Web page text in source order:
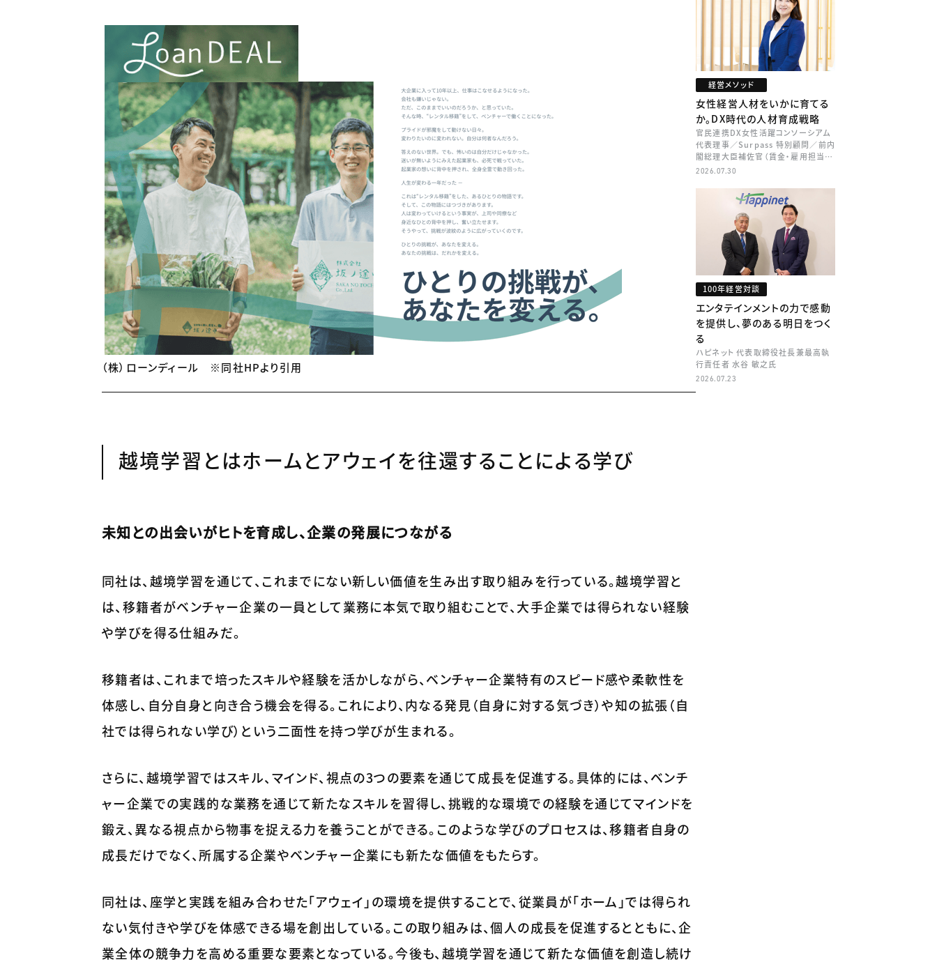
（株）ローンディール ※同社HPより引用
越境学習とはホームとアウェイを往還することによる学び
未知との出会いがヒトを育成し、企業の発展につながる
同社は、越境学習を通じて、これまでにない新しい価値を生み出す取り組みを行っている。越境学習と
は、移籍者がベンチャー企業の一員として業務に本気で取り組むことで、大手企業では得られない経験
や学びを得る仕組みだ。
移籍者は、これまで培ったスキルや経験を活かしながら、ベンチャー企業特有のスピード感や柔軟性を
体感し、自分自身と向き合う機会を得る。これにより、内なる発見（自身に対する気づき）や知の拡張（自
社では得られない学び）という二面性を持つ学びが生まれる。
さらに、越境学習ではスキル、マインド、視点の3つの要素を通じて成長を促進する。具体的には、ベンチ
ャー企業での実践的な業務を通じて新たなスキルを習得し、挑戦的な環境での経験を通じてマインドを
鍛え、異なる視点から物事を捉える力を養うことができる。このような学びのプロセスは、移籍者自身の
成長だけでなく、所属する企業やベンチャー企業にも新たな価値をもたらす。
同社は、座学と実践を組み合わせた「アウェイ」の環境を提供することで、従業員が「ホーム」では得られ
ない気付きや学びを体感できる場を創出している。この取り組みは、個人の成長を促進するとともに、企
業全体の競争力を高める重要な要素となっている。今後も、越境学習を通じて新たな価値を創造し続け
経営メソッド
女性経営人材をいかに育てる
か。DX時代の人材育成戦略
官民連携DX女性活躍コンソーシアム
代表理事／Surpass 特別顧問／前内
閣総理大臣補佐官（賃金・雇用担当）
矢田 稚子
2026.07.30
100年経営対談
エンタテインメントの力で感動
を提供し、夢のある明日をつく
る
ハピネット 代表取締役社長兼最高執
行責任者 水谷 敏之氏
2026.07.23